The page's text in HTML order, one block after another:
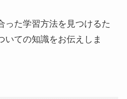
った学習方法を見つけるた
いての知識をお伝えしま